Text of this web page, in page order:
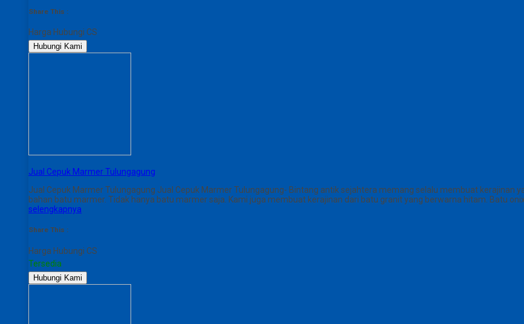
Share This :
Harga Hubungi CS
Hubungi Kami
Jual Cepuk Marmer Tulungagung
Jual Cepuk Marmer Tulungagung Jual Cepuk Marmer Tulungagung- Bintang antik sejahtera memang selalu membuat kerajinan
bahan batu marmer. Tidak hanya batu marmer saja. Kami juga membuat kerajinan dari batu granit yang berwarna hitam. Batu
selengkapnya
Share This :
Harga Hubungi CS
Tersedia
Hubungi Kami